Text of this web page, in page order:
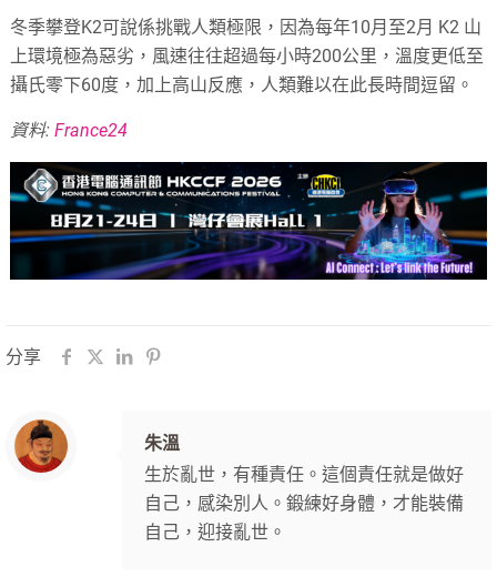
冬季攀登K2可說係挑戰人類極限，因為每年10月至2月 K2 山
上環境極為惡劣，風速往往超過每小時200公里，溫度更低至
攝氏零下60度，加上高山反應，人類難以在此長時間逗留。
資料:France24
分享
朱溫
生於亂世，有種責任。這個責任就是做好
自己，感染別人。鍛練好身體，才能裝備
自己，迎接亂世。